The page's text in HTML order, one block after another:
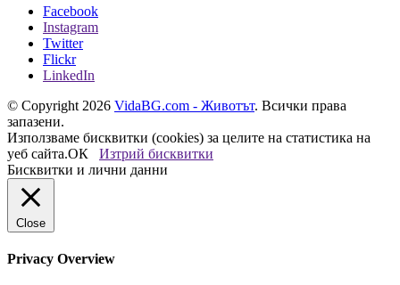
Facebook
Instagram
Twitter
Flickr
LinkedIn
© Copyright 2026 VidaBG.com - Животът. Всички права
запазени.
Използваме бисквитки (cookies) за целите на статистика на
уеб сайта.ОК
Изтрий бисквитки
Бисквитки и лични данни
Close
Privacy Overview